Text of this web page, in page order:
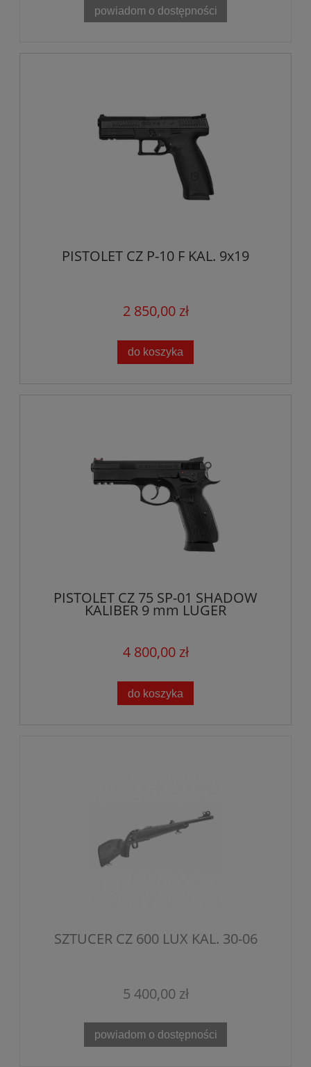
powiadom o dostępności
PISTOLET CZ P-10 F KAL. 9x19
2 850,00 zł
do koszyka
PISTOLET CZ 75 SP-01 SHADOW
KALIBER 9 mm LUGER
4 800,00 zł
do koszyka
SZTUCER CZ 600 LUX KAL. 30-06
5 400,00 zł
powiadom o dostępności